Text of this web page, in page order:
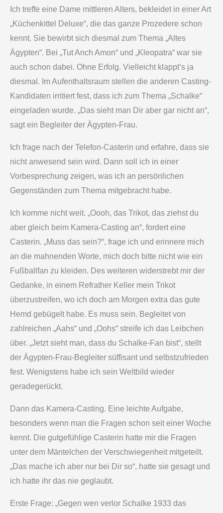
Ich treffe eine Dame mittleren Alters, bekleidet in einer Art
„Küchenkittel Deluxe“, die das ganze Prozedere schon
kennt. Sie bewirbt sich diesmal zum Thema „Altes
Ägypten“. Bei „Tut Anch Amon“ und „Kleopatra“ war sie
auch schon dabei. Ohne Erfolg. Vielleicht klappt’s ja
diesmal. Im Aufenthaltsraum stellen die anderen Casting-
Kandidaten irritiert fest, dass ich zum Thema „Schalke“
eingeladen wurde. „Das sieht man Dir aber gar nicht an“,
sagt ein Begleiter der Ägypten-Frau.
Ich frage nach der Telefon-Casterin und erfahre, dass sie
nicht anwesend sein wird. Dann soll ich in einer
Vorbesprechung zeigen, was ich an persönlichen
Gegenständen zum Thema mitgebracht habe.
Ich komme nicht weit. „Oooh, das Trikot, das ziehst du
aber gleich beim Kamera-Casting an“, fordert eine
Casterin. „Muss das sein?“, frage ich und erinnere mich
an die mahnenden Worte, mich doch bitte nicht wie ein
Fußballfan zu kleiden. Des weiteren widerstrebt mir der
Gedanke, in einem Refrather Keller mein Trikot
überzustreifen, wo ich doch am Morgen extra das gute
Hemd gebügelt habe. Es muss sein. Begleitet von
zahlreichen „Aahs“ und „Oohs“ streife ich das Leibchen
über. „Jetzt sieht man, dass du Schalke-Fan bist“, stellt
der Ägypten-Frau-Begleiter süffisant und selbstzufrieden
fest. Wenigstens habe ich sein Weltbild wieder
geradegerückt.
Dann das Kamera-Casting. Eine leichte Aufgabe,
besonders wenn man die Fragen schon seit einer Woche
kennt. Die gutgefühlige Casterin hatte mir die Fragen
unter dem Mäntelchen der Verschwiegenheit mitgeteilt.
„Das mache ich aber nur bei Dir so“, hatte sie gesagt und
ich hatte ihr das nie geglaubt.
Erste Frage: „Gegen wen verlor Schalke 1933 das